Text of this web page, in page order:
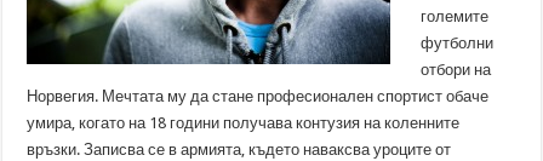
големите
футболни
отбори на
Норвегия. Мечтата му да стане професионален спортист обаче
умира, когато на 18 години получава контузия на коленните
връзки. Записва се в армията, където наваксва уроците от